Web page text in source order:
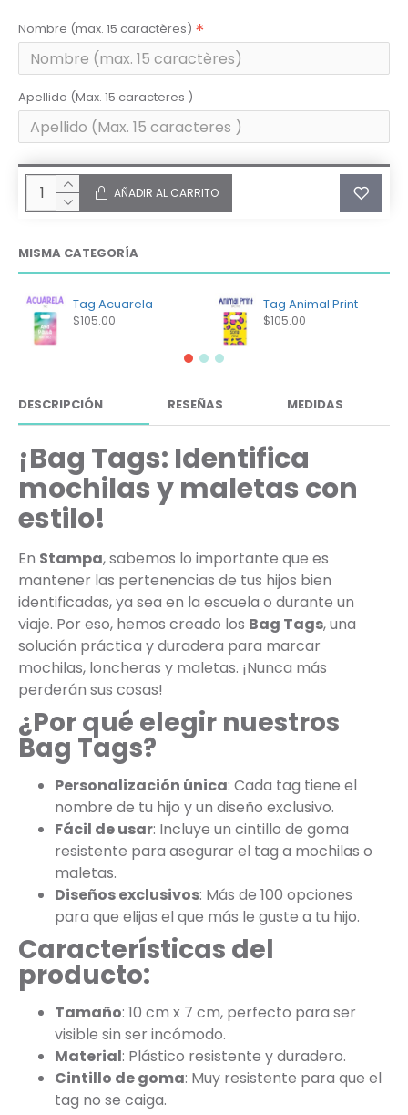
Nombre (max. 15 caractères)
Apellido (Max. 15 caracteres )
AÑADIR AL CARRITO
MISMA CATEGORÍA
Tag Acuarela
$105.00
Tag Animal Print
$105.00
DESCRIPCIÓN RESEÑAS MEDIDAS
¡Bag Tags: Identifica
mochilas y maletas con
estilo!
En Stampa, sabemos lo importante que es
mantener las pertenencias de tus hijos bien
identificadas, ya sea en la escuela o durante un
viaje. Por eso, hemos creado los Bag Tags, una
solución práctica y duradera para marcar
mochilas, loncheras y maletas. ¡Nunca más
perderán sus cosas!
¿Por qué elegir nuestros
Bag Tags?
Personalización única: Cada tag tiene el
nombre de tu hijo y un diseño exclusivo.
Fácil de usar: Incluye un cintillo de goma
resistente para asegurar el tag a mochilas o
maletas.
Diseños exclusivos: Más de 100 opciones
para que elijas el que más le guste a tu hijo.
Características del
producto:
Tamaño: 10 cm x 7 cm, perfecto para ser
visible sin ser incómodo.
Material: Plástico resistente y duradero.
Cintillo de goma: Muy resistente para que el
tag no se caiga.